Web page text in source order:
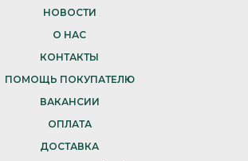
НОВОСТИ
О НАС
КОНТАКТЫ
ПОМОЩЬ ПОКУПАТЕЛЮ
ВАКАНСИИ
ОПЛАТА
ДОСТАВКА